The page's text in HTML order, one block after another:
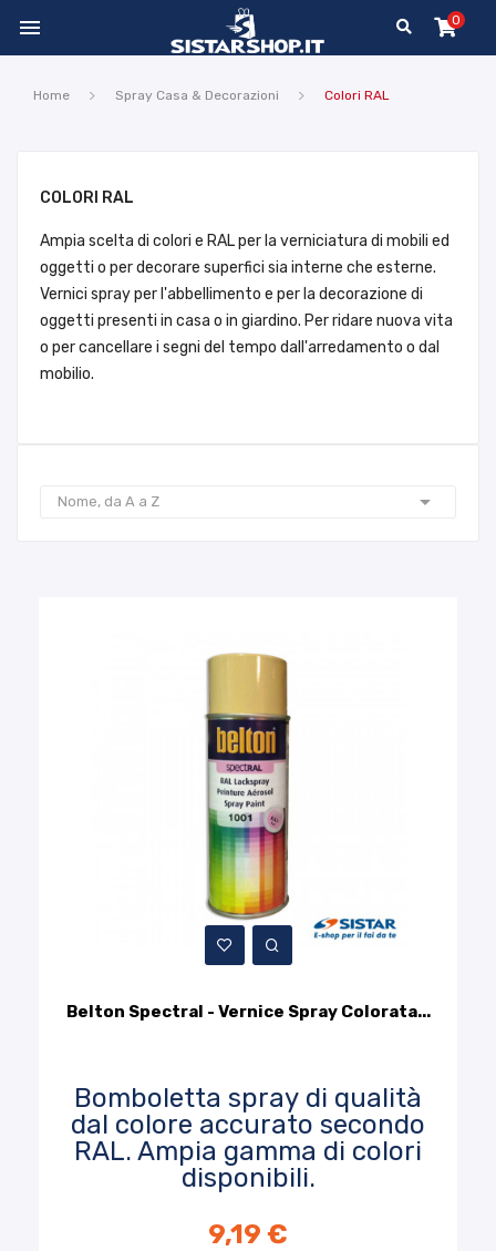
 0
Home Spray Casa & Decorazioni Colori RAL
COLORI RAL
Ampia scelta di colori e RAL per la verniciatura di mobili ed
oggetti o per decorare superfici sia interne che esterne.
Vernici spray per l'abbellimento e per la decorazione di
oggetti presenti in casa o in giardino. Per ridare nuova vita
o per cancellare i segni del tempo dall'arredamento o dal
mobilio.
Nome, da A a Z 
Belton Spectral - Vernice Spray Colorata...
Bomboletta spray di qualità
dal colore accurato secondo
RAL. Ampia gamma di colori
disponibili.
9,19 €